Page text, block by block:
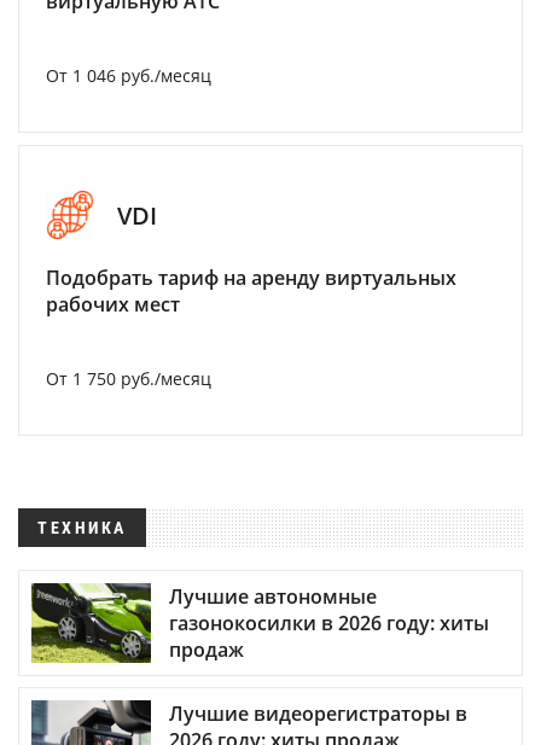
От 1 046 руб./месяц
VDI
Подобрать тариф на аренду виртуальных
рабочих мест
От 1 750 руб./месяц
ТЕХНИКА
Лучшие автономные
газонокосилки в 2026 году: хиты
продаж
Лучшие видеорегистраторы в